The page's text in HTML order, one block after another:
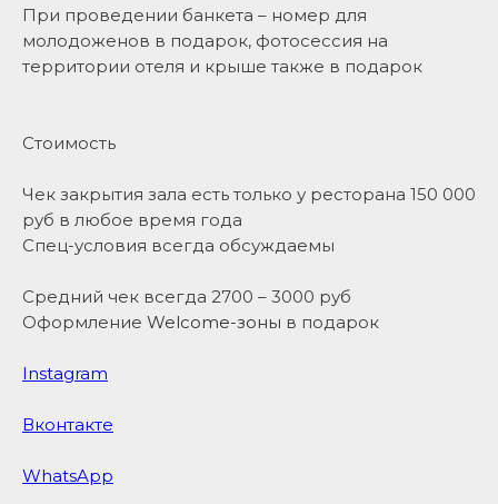
При проведении банкета – номер для
молодоженов в подарок, фотосессия на
территории отеля и крыше также в подарок
Стоимость
Чек закрытия зала есть только у ресторана 150 000
руб в любое время года
Спец-условия всегда обсуждаемы
Средний чек всегда 2700 – 3000 руб
Оформление Welcome-зоны в подарок
Instagram
Вконтакте
WhatsApp